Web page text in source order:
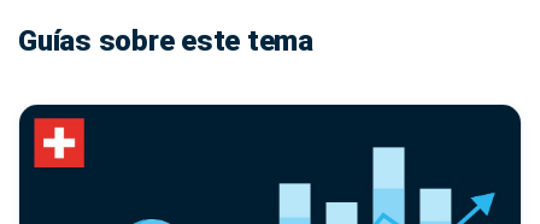
Guías sobre este tema